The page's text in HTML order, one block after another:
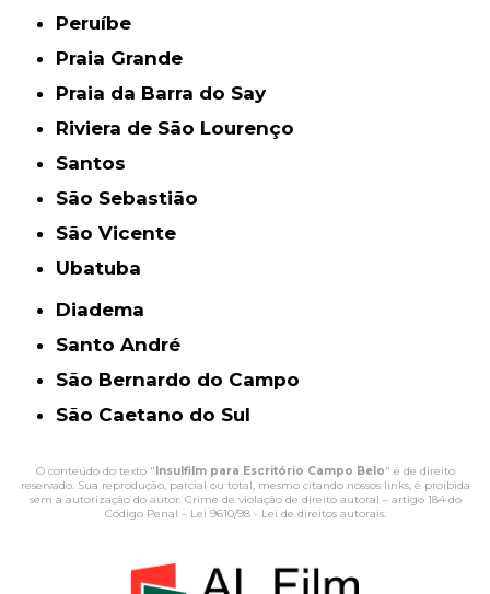
Peruíbe
Praia Grande
Praia da Barra do Say
Riviera de São Lourenço
Santos
São Sebastião
São Vicente
Ubatuba
Diadema
Santo André
São Bernardo do Campo
São Caetano do Sul
O conteúdo do texto "Insulfilm para Escritório Campo Belo" é de direito
reservado. Sua reprodução, parcial ou total, mesmo citando nossos links, é proibida
sem a autorização do autor. Crime de violação de direito autoral – artigo 184 do
Código Penal – Lei 9610/98 - Lei de direitos autorais.